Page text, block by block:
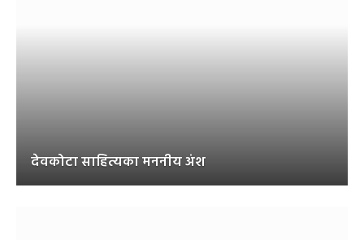
देवकोटा साहित्यका मननीय अंश